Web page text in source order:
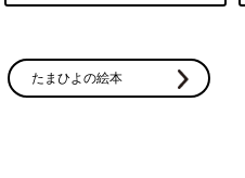
そんなことはない」と伝えてい
親だと思われるんじゃないか
たまひよの絵本